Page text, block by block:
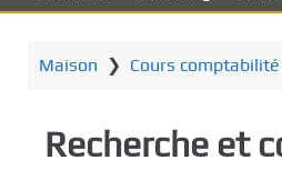
o
Maison ❯ Cours
Recherche et